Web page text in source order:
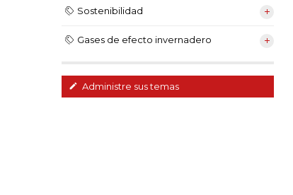
Sostenibilidad
Gases de efecto invernadero
Administre sus temas